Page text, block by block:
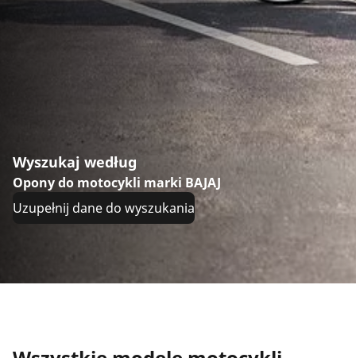
Wyszukaj według
Opony do motocykli marki BAJAJ
Uzupełnij dane do wyszukania